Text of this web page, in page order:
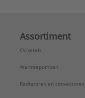
Assortiment
CV-ketels
Warmtepompen
Radiatoren en convectoren